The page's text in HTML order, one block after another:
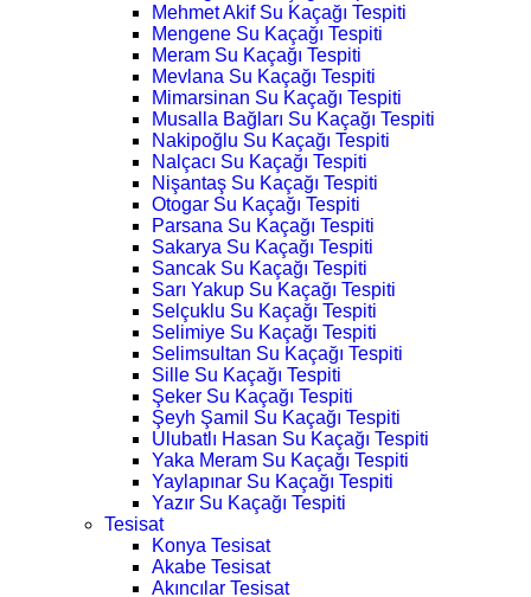
Mehmet Akif Su Kaçağı Tespiti
Mengene Su Kaçağı Tespiti
Meram Su Kaçağı Tespiti
Mevlana Su Kaçağı Tespiti
Mimarsinan Su Kaçağı Tespiti
Musalla Bağları Su Kaçağı Tespiti
Nakipoğlu Su Kaçağı Tespiti
Nalçacı Su Kaçağı Tespiti
Nişantaş Su Kaçağı Tespiti
Otogar Su Kaçağı Tespiti
Parsana Su Kaçağı Tespiti
Sakarya Su Kaçağı Tespiti
Sancak Su Kaçağı Tespiti
Sarı Yakup Su Kaçağı Tespiti
Selçuklu Su Kaçağı Tespiti
Selimiye Su Kaçağı Tespiti
Selimsultan Su Kaçağı Tespiti
Sille Su Kaçağı Tespiti
Şeker Su Kaçağı Tespiti
Şeyh Şamil Su Kaçağı Tespiti
Ulubatlı Hasan Su Kaçağı Tespiti
Yaka Meram Su Kaçağı Tespiti
Yaylapınar Su Kaçağı Tespiti
Yazır Su Kaçağı Tespiti
Tesisat
Konya Tesisat
Akabe Tesisat
Akıncılar Tesisat